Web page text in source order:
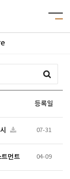
등록일
07-31
트먼트 04-09